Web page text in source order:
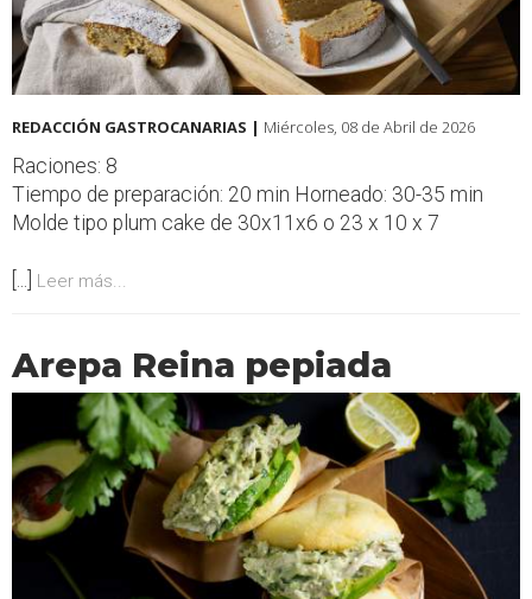
REDACCIÓN GASTROCANARIAS | Miércoles, 08 de Abril de 2026
Raciones: 8
Tiempo de preparación: 20 min Horneado: 30-35 min
Molde tipo plum cake de 30x11x6 o 23 x 10 x 7
[...] Leer más...
Arepa Reina pepiada